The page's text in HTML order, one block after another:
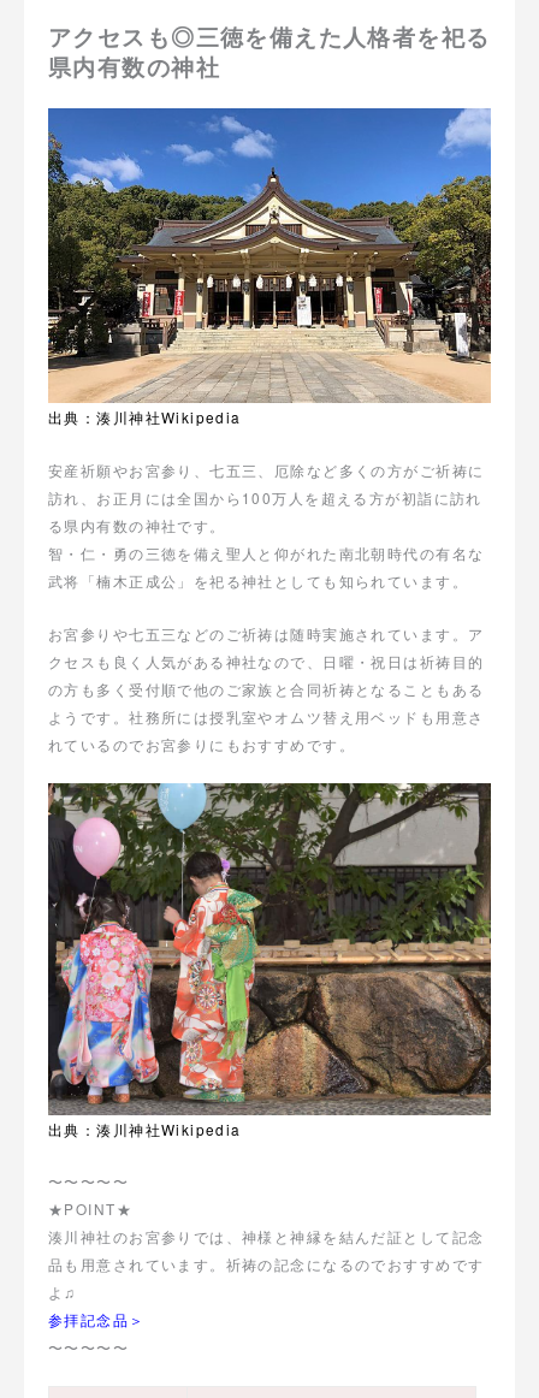
アクセスも◎三徳を備えた人格者を祀る
県内有数の神社
出典：湊川神社Wikipedia
安産祈願やお宮参り、七五三、厄除など多くの方がご祈祷に
訪れ、お正月には全国から100万人を超える方が初詣に訪れ
る県内有数の神社です。
智・仁・勇の三徳を備え聖人と仰がれた南北朝時代の有名な
武将「楠木正成公」を祀る神社としても知られています。
お宮参りや七五三などのご祈祷は随時実施されています。ア
クセスも良く人気がある神社なので、日曜・祝日は祈祷目的
の方も多く受付順で他のご家族と合同祈祷となることもある
ようです。社務所には授乳室やオムツ替え用ベッドも用意さ
れているのでお宮参りにもおすすめです。
出典：湊川神社Wikipedia
〜〜〜〜〜
★POINT★
湊川神社のお宮参りでは、神様と神縁を結んだ証として記念
品も用意されています。祈祷の記念になるのでおすすめです
よ♫
参拝記念品＞
〜〜〜〜〜